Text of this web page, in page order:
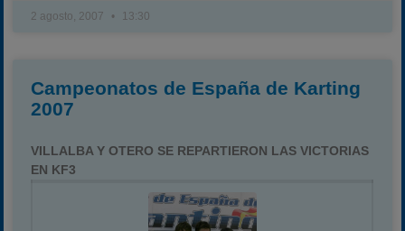
2 agosto, 2007 13:30
Campeonatos de España de Karting
2007
VILLALBA Y OTERO SE REPARTIERON LAS VICTORIAS
EN KF3